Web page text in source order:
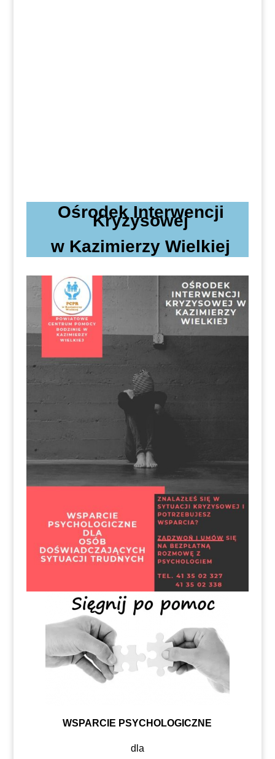
Ośrodek Interwencji
Kryzysowej
w Kazimierzy Wielkiej
WSPARCIE PSYCHOLOGICZNE
dla